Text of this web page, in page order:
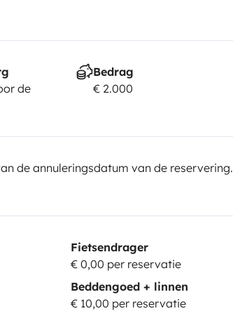
de
Bedrag
€ 2.000
de annuleringsdatum van de reservering.
Fietsendrager
€ 0,00 per reservatie
Beddengoed + linnen
€ 10,00 per reservatie